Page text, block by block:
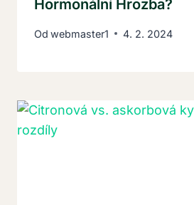
Hormonální Hrozba?
Od webmaster1 4. 2. 2024